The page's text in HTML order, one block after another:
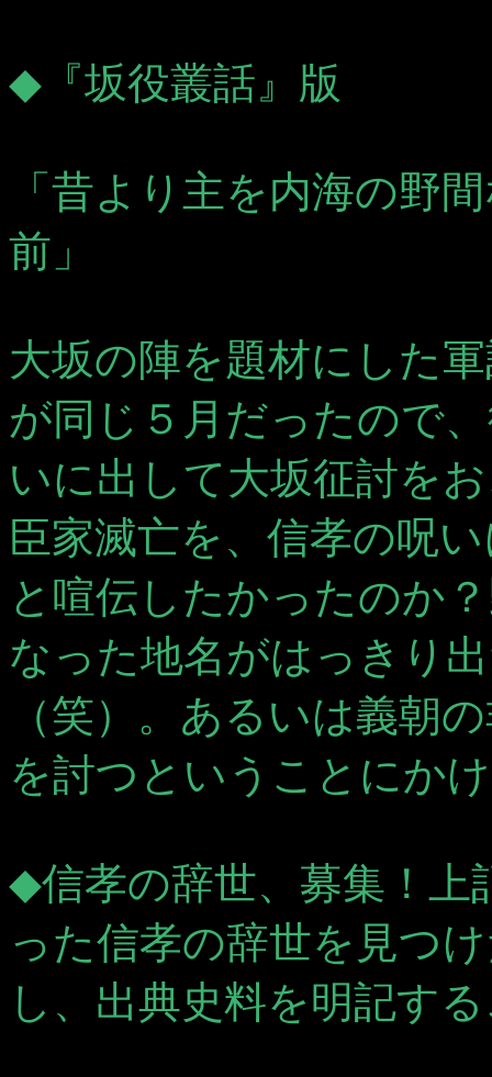
◆『坂役叢話』版
「昔より主を内海の野
前」
大坂の陣を題材にした
が同じ５月だったので
いに出して大坂征討を
臣家滅亡を、信孝の呪
と喧伝したかったのか
なった地名がはっきり
（笑）。あるいは義朝
を討つということにか
◆信孝の辞世、募集！上
った信孝の辞世を見つ
し、出典史料を明記す